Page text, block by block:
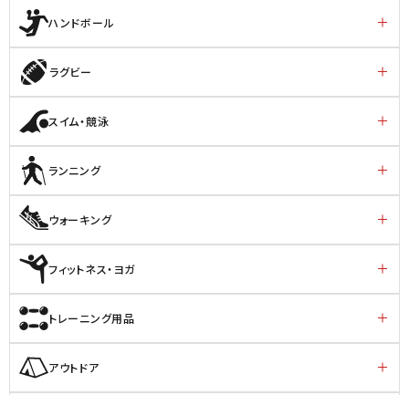
ハンドボール
ラグビー
スイム・競泳
ランニング
ウォーキング
フィットネス・ヨガ
トレーニング用品
アウトドア